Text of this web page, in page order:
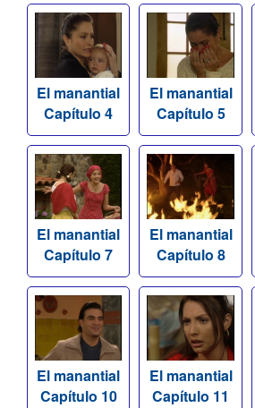
El manantial
Capítulo 4
El manantial
Capítulo 5
El manantial
Capítulo 7
El manantial
Capítulo 8
El manantial
Capítulo 10
El manantial
Capítulo 11